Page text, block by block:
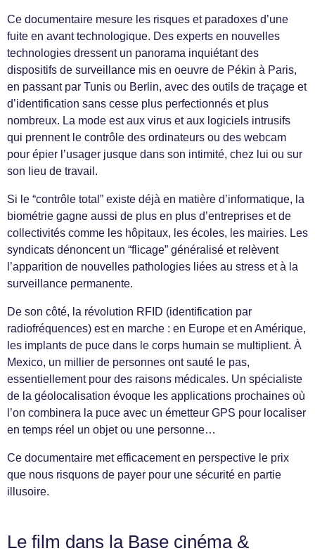
Ce documentaire mesure les risques et paradoxes d’une
fuite en avant technologique. Des experts en nouvelles
technologies dressent un panorama inquiétant des
dispositifs de surveillance mis en oeuvre de Pékin à Paris,
en passant par Tunis ou Berlin, avec des outils de traçage et
d’identification sans cesse plus perfectionnés et plus
nombreux. La mode est aux virus et aux logiciels intrusifs
qui prennent le contrôle des ordinateurs ou des webcam
pour épier l’usager jusque dans son intimité, chez lui ou sur
son lieu de travail.
Si le “contrôle total” existe déjà en matière d’informatique, la
biométrie gagne aussi de plus en plus d’entreprises et de
collectivités comme les hôpitaux, les écoles, les mairies. Les
syndicats dénoncent un “flicage” généralisé et relèvent
l’apparition de nouvelles pathologies liées au stress et à la
surveillance permanente.
De son côté, la révolution RFID (identification par
radiofréquences) est en marche : en Europe et en Amérique,
les implants de puce dans le corps humain se multiplient. À
Mexico, un millier de personnes ont sauté le pas,
essentiellement pour des raisons médicales. Un spécialiste
de la géolocalisation évoque les applications prochaines où
l’on combinera la puce avec un émetteur GPS pour localiser
en temps réel un objet ou une personne…
Ce documentaire met efficacement en perspective le prix
que nous risquons de payer pour une sécurité en partie
illusoire.
Le film dans la Base cinéma &